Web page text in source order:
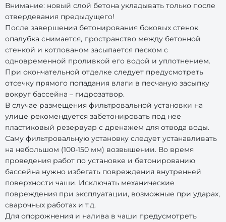
Внимание: новый слой бетона укладывать только после
отвердевания предыдущего!
После завершения бетонирования боковых стенок
опалубка снимается, пространство между бетонной
стенкой и котлованом засыпается песком с
одновременной проливкой его водой и уплотнением.
При окончательной отделке следует предусмотреть
отсечку прямого попадания влаги в песчаную засыпку
вокруг бассейна – гидрозатвор.
В случае размещения фильтровальной установки на
улице рекомендуется забетонировать под нее
пластиковый резервуар с дренажем для отвода воды.
Саму фильтровальную установку следует устанавливать
на небольшом (100-150 мм) возвышении. Во время
проведения работ по установке и бетонированию
бассейна нужно избегать повреждения внутренней
поверхности чаши. Исключать механические
повреждения при эксплуатации, возможные при ударах,
сварочных работах и т.д.
Для опорожнения и налива в чаши предусмотреть